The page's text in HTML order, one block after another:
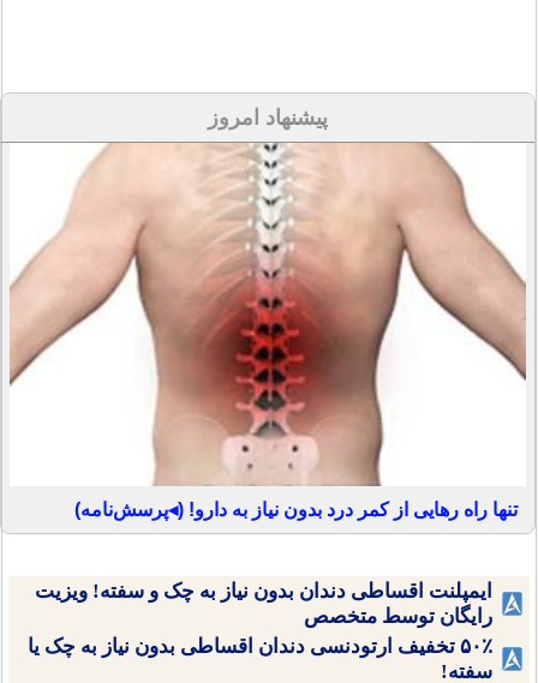
پیشنهاد امروز
تنها راه رهایی از کمر درد بدون نیاز به دارو! (◂پرسش‌نامه)
ایمپلنت اقساطی دندان بدون نیاز به چک و سفته! ویزیت
رایگان توسط متخصص
۵۰٪ تخفیف ارتودنسی دندان اقساطی بدون نیاز به چک یا
سفته!